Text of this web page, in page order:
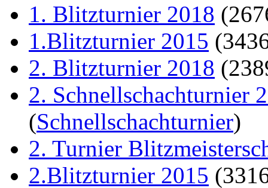
1. Blitzturnier 2018
1.Blitzturnier 2015
2. Blitzturnier 2018
2. Schnellschachturnier
(Schnellschachturnier)
2. Turnier
2.Blitzturnier 2015